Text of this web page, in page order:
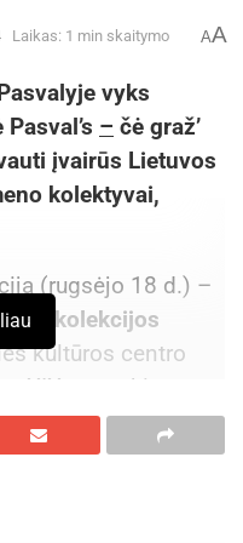
Laikas: 1 min skaitymo AA
vyks
– čė graž’
įvairūs Lietuvos
kolektyvai,
(rugsėjo 18 d.) –
kolekcijos
kultūros centro
XIX a. penkių
Aukštaitijos,
krašto –
liaudies dainą